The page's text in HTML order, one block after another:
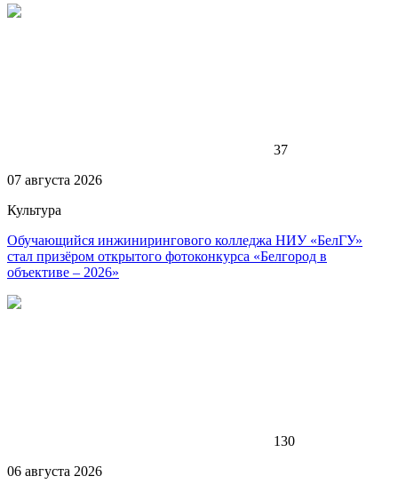
37
07 августа 2026
Культура
Обучающийся инжинирингового колледжа НИУ «БелГУ»
стал призёром открытого фотоконкурса «Белгород в
объективе – 2026»
130
06 августа 2026